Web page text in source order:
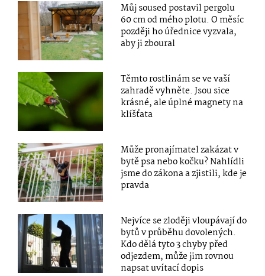
Můj soused postavil pergolu
60 cm od mého plotu. O měsíc
později ho úřednice vyzvala,
aby ji zboural
Těmto rostlinám se ve vaší
zahradě vyhněte. Jsou sice
krásné, ale úplné magnety na
klíšťata
Může pronajímatel zakázat v
bytě psa nebo kočku? Nahlídli
jsme do zákona a zjistili, kde je
pravda
Nejvíce se zloději vloupávají do
bytů v průběhu dovolených.
Kdo dělá tyto 3 chyby před
odjezdem, může jim rovnou
napsat uvítací dopis